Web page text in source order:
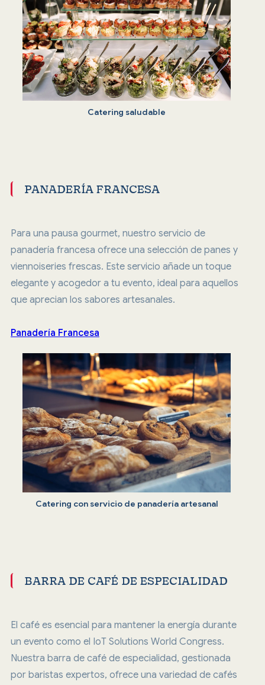
Catering saludable
PANADERÍA FRANCESA
Para una pausa gourmet, nuestro servicio de
panadería francesa ofrece una selección de panes y
viennoiseries frescas. Este servicio añade un toque
elegante y acogedor a tu evento, ideal para aquellos
que aprecian los sabores artesanales.
Panadería Francesa
Catering con servicio de panadería artesanal
BARRA DE CAFÉ DE ESPECIALIDAD
El café es esencial para mantener la energía durante
un evento como el IoT Solutions World Congress.
Nuestra barra de café de especialidad, gestionada
por baristas expertos, ofrece una variedad de cafés